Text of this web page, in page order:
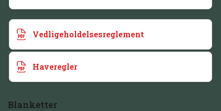
Vedligeholdelsesreglement
Haveregler
Blanketter